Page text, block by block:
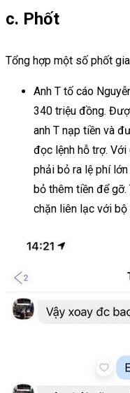
c. Phốt
Tổng hợp một số phốt
Anh T tố cáo
340 triệu đồng.
anh T nạp tiền và
đọc lệnh hỗ trợ.
phải bỏ ra lệ phí
bỏ thêm tiền để gỡ.
chặn liên lạc với bộ